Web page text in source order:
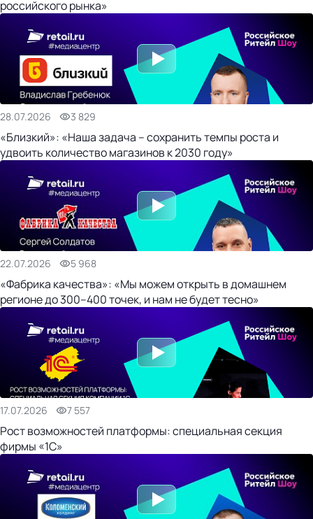
российского рынка»
28.07.2026 3 829
«Близкий»: «Наша задача – сохранить темпы роста и
удвоить количество магазинов к 2030 году»
22.07.2026 5 968
«Фабрика качества»: «Мы можем открыть в домашнем
регионе до 300–400 точек, и нам не будет тесно»
17.07.2026 7 557
Рост возможностей платформы: специальная секция
фирмы «1С»